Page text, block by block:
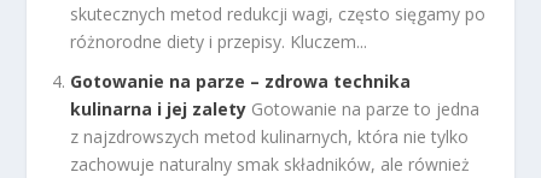
skutecznych metod redukcji wagi, często sięgamy po
różnorodne diety i przepisy. Kluczem...
Gotowanie na parze – zdrowa technika
kulinarna i jej zalety Gotowanie na parze to jedna
z najzdrowszych metod kulinarnych, która nie tylko
zachowuje naturalny smak składników, ale również